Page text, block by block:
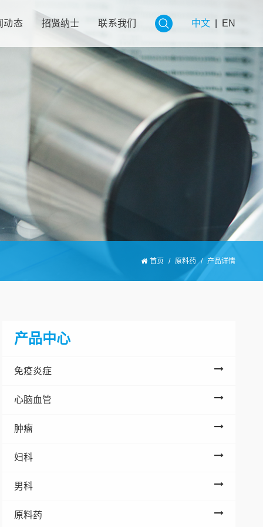
动态 招贤纳士 联系我们 中文 EN
首页 / 原料药 / 产品详情
产品中心
免疫炎症
心脑血管
肿瘤
妇科
男科
原料药